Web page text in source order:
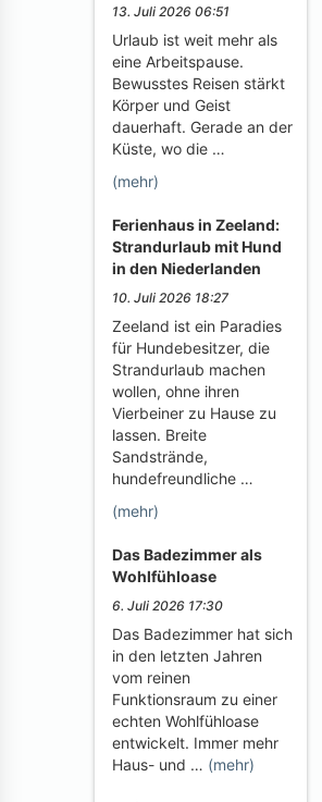
13. Juli 2026 06:51
Urlaub ist weit mehr als
eine Arbeitspause.
Bewusstes Reisen stärkt
Körper und Geist
dauerhaft. Gerade an der
Küste, wo die …
(mehr)
Ferienhaus in Zeeland:
Strandurlaub mit Hund
in den Niederlanden
10. Juli 2026 18:27
Zeeland ist ein Paradies
für Hundebesitzer, die
Strandurlaub machen
wollen, ohne ihren
Vierbeiner zu Hause zu
lassen. Breite
Sandstrände,
hundefreundliche …
(mehr)
Das Badezimmer als
Wohlfühloase
6. Juli 2026 17:30
Das Badezimmer hat sich
in den letzten Jahren
vom reinen
Funktionsraum zu einer
echten Wohlfühloase
entwickelt. Immer mehr
Haus- und … (mehr)